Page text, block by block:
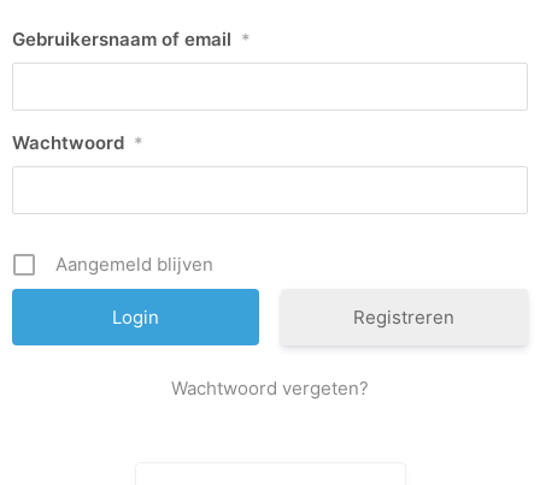
Gebruikersnaam of email *
Wachtwoord *
Aangemeld blijven
Registreren
Wachtwoord vergeten?